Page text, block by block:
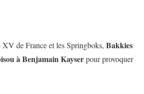
de France et les Springboks, Bakkies
à Benjamain Kayserpour provoquer